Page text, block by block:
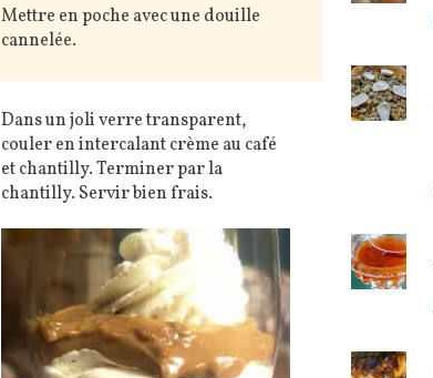
Mettre en poche avec une douille
cannelée.
Dans un joli verre transparent,
couler en intercalant crème au café
et chantilly. Terminer par la
chantilly. Servir bien frais.